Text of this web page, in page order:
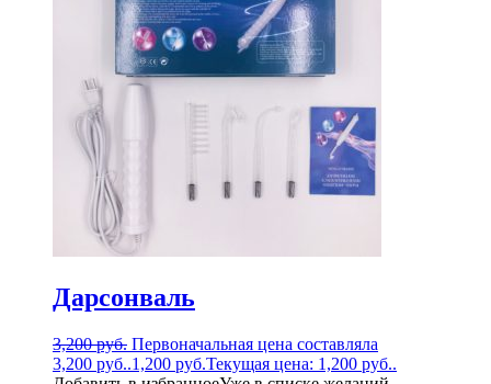
Дарсонваль
3,200руб. Первоначальная цена составляла
3,200 руб..1,200 руб.Текущая цена: 1,200 руб..